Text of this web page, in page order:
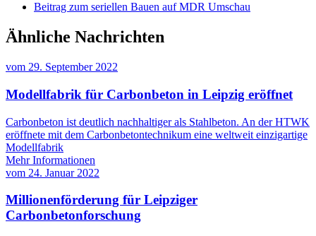
Beitrag zum seriellen Bauen auf MDR Umschau
Ähnliche Nachrichten
vom 29. September 2022
Modellfabrik für Carbonbeton in Leipzig eröffnet
Carbonbeton ist deutlich nachhaltiger als Stahlbeton. An der HTWK
eröffnete mit dem Carbonbetontechnikum eine weltweit einzigartige
Modellfabrik
Mehr Informationen
vom 24. Januar 2022
Millionenförderung für Leipziger
Carbonbetonforschung